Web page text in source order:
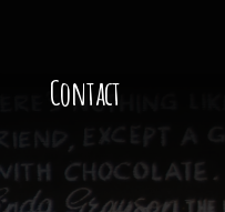
Contact